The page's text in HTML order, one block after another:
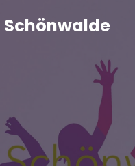
Schönwalde